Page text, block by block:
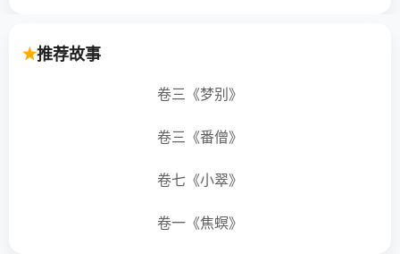
帝不保佑，我还是要到那里去。”
这个老人正巧就是上帝。“如果那样，你七年以后
推荐故事
卷三《梦别》
卷三《番僧》
卷七《小翠》
卷一《焦螟》